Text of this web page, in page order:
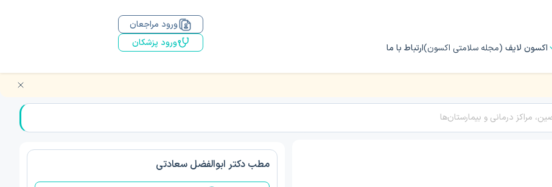
اکسون لایف (مجله سلامتی اکسون)ارتباط با ما
ورود مراجعان
ورود پزشکان
مطب دکتر ابوالفضل سعادتی